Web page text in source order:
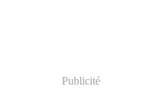
Publicité